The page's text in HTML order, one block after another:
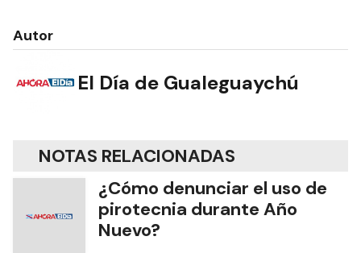
Autor
El Día de Gualeguaychú
NOTAS RELACIONADAS
¿Cómo denunciar el uso de
pirotecnia durante Año
Nuevo?